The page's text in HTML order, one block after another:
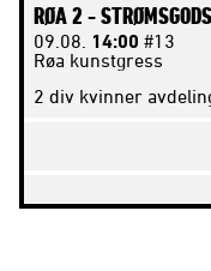
RØA 2 -
09.08. 14:00 #13
Røa kunstgress
2 div kvinner